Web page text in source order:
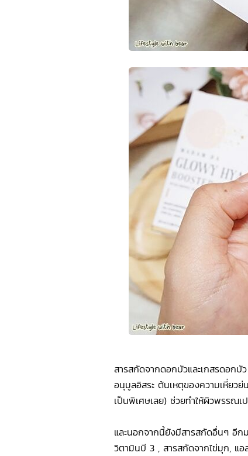
สารสกัดจากดอกบัวและเกสรดอก
อนุมูลอิสระ ต้นเหตุของความเหี่ยวย่
เป็นพิเศษเลย) ช่วยทำให้ผิวพรรณ
และนอกจากนี้ยังมีสารสกัดอื่นๆ อีก
วิตามินบี 3 , สารสกัดจากไข่มุก, แอ